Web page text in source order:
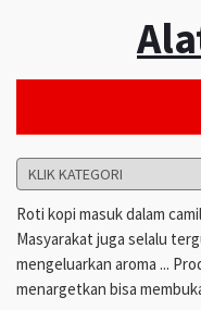
Roti kopi masuk dalam
Masyarakat juga selalu
mengeluarkan aroma ...
menargetkan bisa